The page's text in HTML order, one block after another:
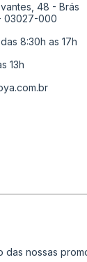
48 - Brás
03027-000
8:30h as 17h
13h
nossas